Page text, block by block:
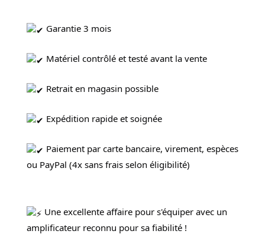
Garantie 3 mois
Matériel contrôlé et testé avant la vente
Retrait en magasin possible
Expédition rapide et soignée
Paiement par carte bancaire, virement, espèces
ou PayPal (4x sans frais selon éligibilité)
Une excellente affaire pour s'équiper avec un
amplificateur reconnu pour sa fiabilité !